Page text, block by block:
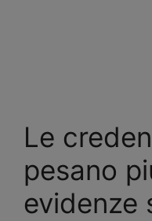
Le
pesano
evidenze